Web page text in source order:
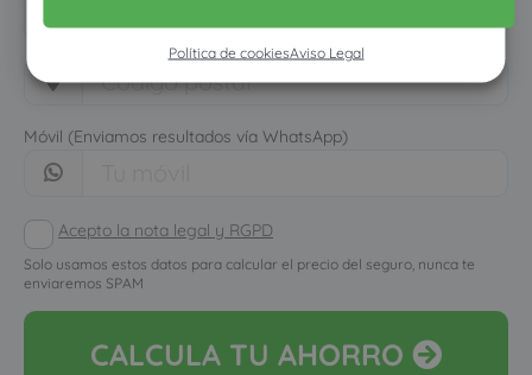
Política de cookiesAviso Legal
Móvil (Enviamos resultados vía WhatsApp)
Acepto la nota legal y RGPD
Solo usamos estos datos para calcular el precio del seguro, nunca te
enviaremos SPAM
CALCULA TU AHORRO